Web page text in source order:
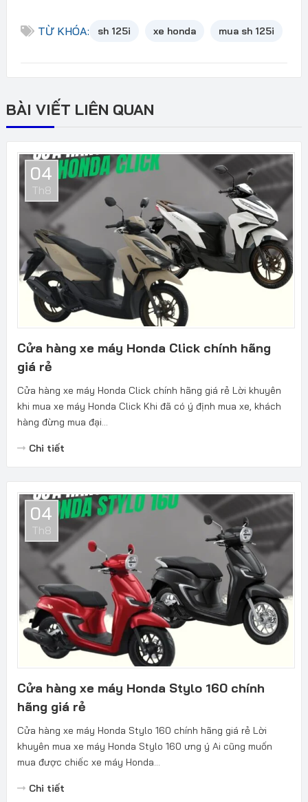
TỪ KHÓA: sh 125i xe honda mua sh 125i
BÀI VIẾT LIÊN QUAN
04
Th8
Cửa hàng xe máy Honda Click chính hãng
giá rẻ
Cửa hàng xe máy Honda Click chính hãng giá rẻ Lời khuyên
khi mua xe máy Honda Click Khi đã có ý định mua xe, khách
hàng đừng mua đại...
Chi tiết
04
Th8
Cửa hàng xe máy Honda Stylo 160 chính
hãng giá rẻ
Cửa hàng xe máy Honda Stylo 160 chính hãng giá rẻ Lời
khuyên mua xe máy Honda Stylo 160 ưng ý Ai cũng muốn
mua được chiếc xe máy Honda...
Chi tiết